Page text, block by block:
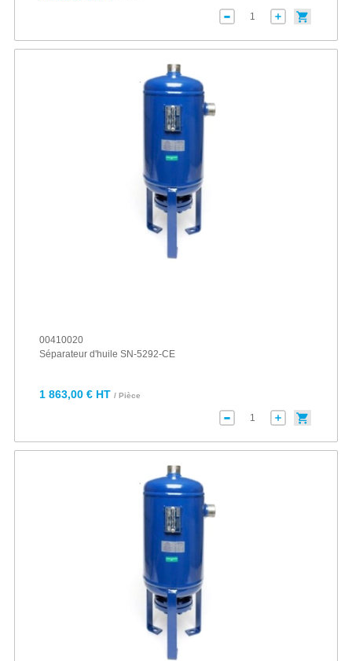
00410020
Séparateur d'huile SN-5292-CE
1 863,00 € HT / Pièce